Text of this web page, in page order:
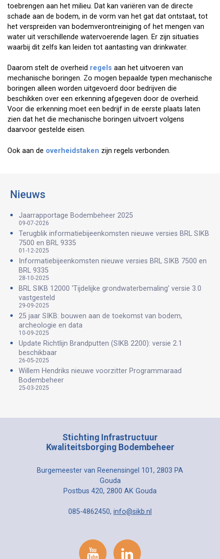
toebrengen aan het milieu. Dat kan variëren van de directe
schade aan de bodem, in de vorm van het gat dat ontstaat, tot
het verspreiden van bodemverontreiniging of het mengen van
water uit verschillende watervoerende lagen. Er zijn situaties
waarbij dit zelfs kan leiden tot aantasting van drinkwater.
Daarom stelt de overheid regels aan het uitvoeren van
mechanische boringen. Zo mogen bepaalde typen mechanische
boringen alleen worden uitgevoerd door bedrijven die
beschikken over een erkenning afgegeven door de overheid.
Voor die erkenning moet een bedrijf in de eerste plaats laten
zien dat het die mechanische boringen uitvoert volgens
daarvoor gestelde eisen.
Ook aan de overheidstaken zijn regels verbonden.
Nieuws
Jaarrapportage Bodembeheer 2025
09-07-2026
Terugblik informatiebijeenkomsten nieuwe versies BRL SIKB
7500 en BRL 9335
01-12-2025
Informatiebijeenkomsten nieuwe versies BRL SIKB 7500 en
BRL 9335
28-10-2025
BRL SIKB 12000 ‘Tijdelijke grondwaterbemaling’ versie 3.0
vastgesteld
29-09-2025
25 jaar SIKB: bouwen aan de toekomst van bodem,
archeologie en data
10-09-2025
Update Richtlijn Brandputten (SIKB 2200): versie 2.1
beschikbaar
26-05-2025
Willem Hendriks nieuwe voorzitter Programmaraad
Bodembeheer
25-03-2025
Stichting Infrastructuur
Kwaliteitsborging Bodembeheer
Burgemeester van Reenensingel 101, 2803 PA
Gouda
Postbus 420, 2800 AK Gouda
085-4862450, info@sikb.nl